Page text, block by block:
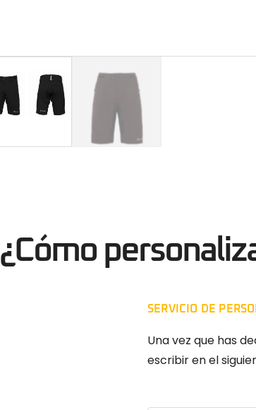
¿Cómo
SERVICIO DE
Una vez que has
escribir en el